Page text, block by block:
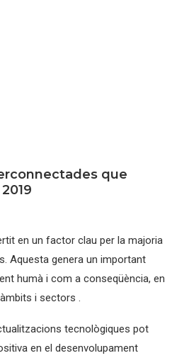
que
en un factor clau per la majoria
Aquesta genera un important
humà i com a conseqüència, en
i sectors .
tecnològiques pot
en el desenvolupament